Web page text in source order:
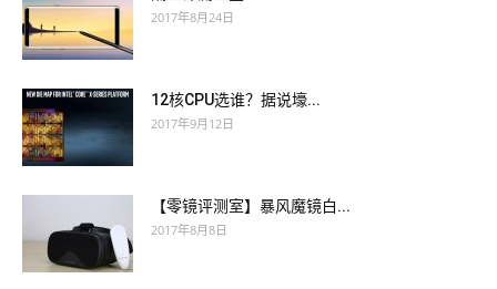
2017年8月24日
12核CPU选谁？据说壕...
2017年9月12日
【零镜评测室】暴风魔镜白...
2017年8月8日